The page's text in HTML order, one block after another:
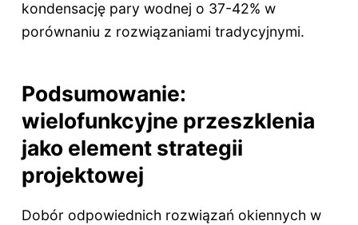
kondensację pary wodnej o 37-42% w
porównaniu z rozwiązaniami tradycyjnymi.
Podsumowanie:
wielofunkcyjne przeszklenia
jako element strategii
projektowej
Dobór odpowiednich rozwiązań okiennych w